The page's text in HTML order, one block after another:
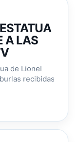
A LAS
de Lionel
recibidas